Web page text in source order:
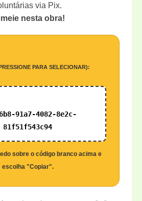
via Pix.
nesta obra!
PARA SELECIONAR):
91a7-4082-8e2c-
81f51f543c94
sobre o código branco acima e
escolha "Copiar".